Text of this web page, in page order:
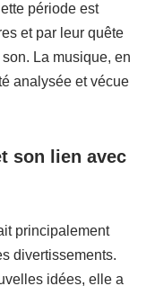
période est
et par leur quête
La musique, en
analysée et vécue
son lien avec
principalement
divertissements.
idées, elle a